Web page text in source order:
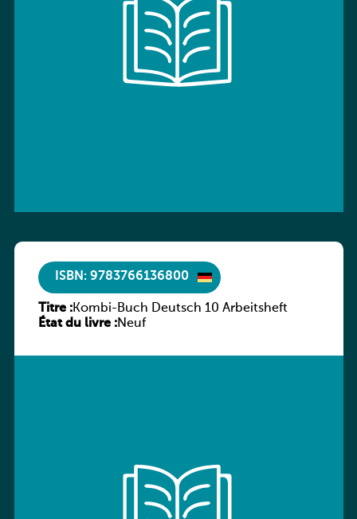
ISBN: 9783766136800
Titre :Kombi-Buch Deutsch 10 Arbeitsheft
État du livre :Neuf